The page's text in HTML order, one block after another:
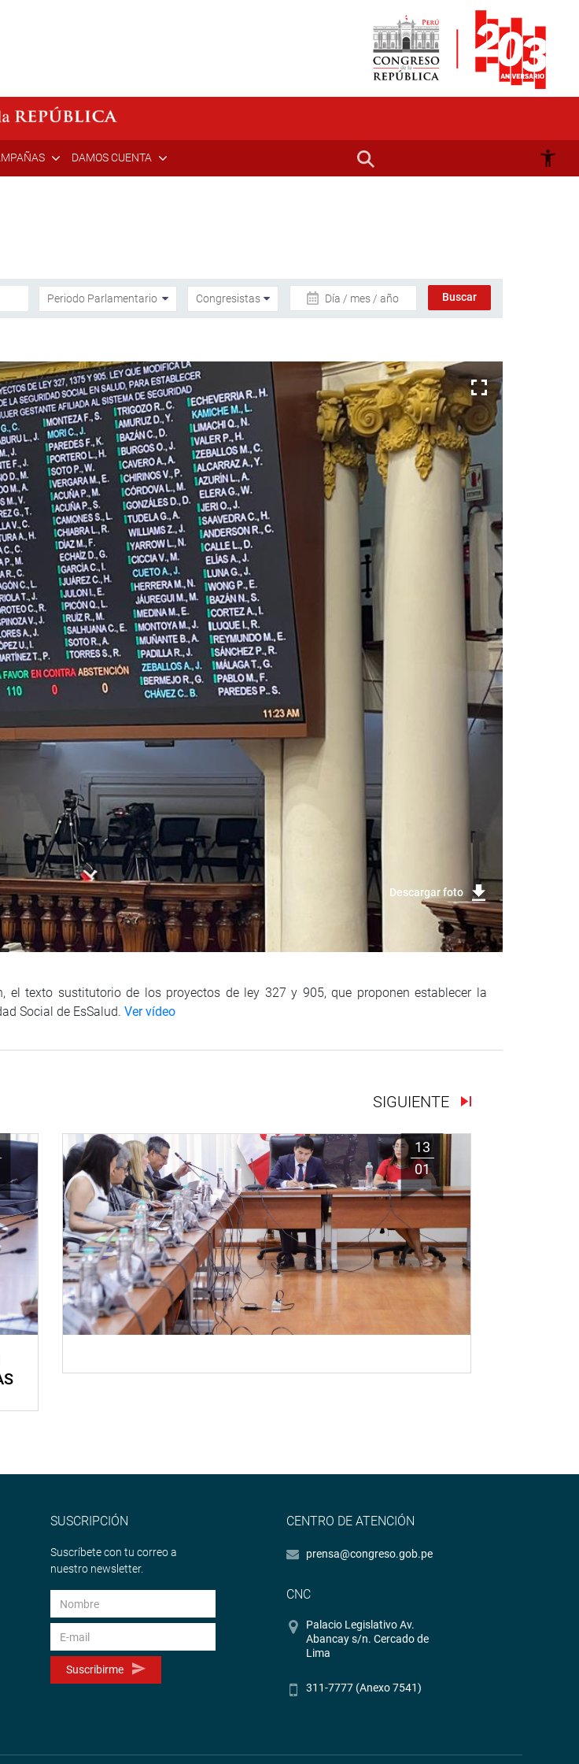
DAMOS CUENTA
Día / mes / año
Descargar foto
el texto sustitutorio de los proyectos de ley 327 y 905, que proponen establecer la
Social de EsSalud. Ver vídeo
SIGUIENTE
13
01
SUSCRIPCIÓN
Suscríbete con tu correo a
nuestro newsletter.
Suscribirme
CENTRO DE ATENCIÓN
prensa@congreso.gob.pe
CNC
Palacio Legislativo Av.
Abancay s/n. Cercado de
Lima
311-7777 (Anexo 7541)